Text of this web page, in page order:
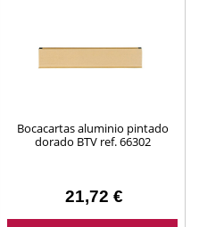
Bocacartas aluminio pintado
dorado BTV ref. 66302
21,72 €